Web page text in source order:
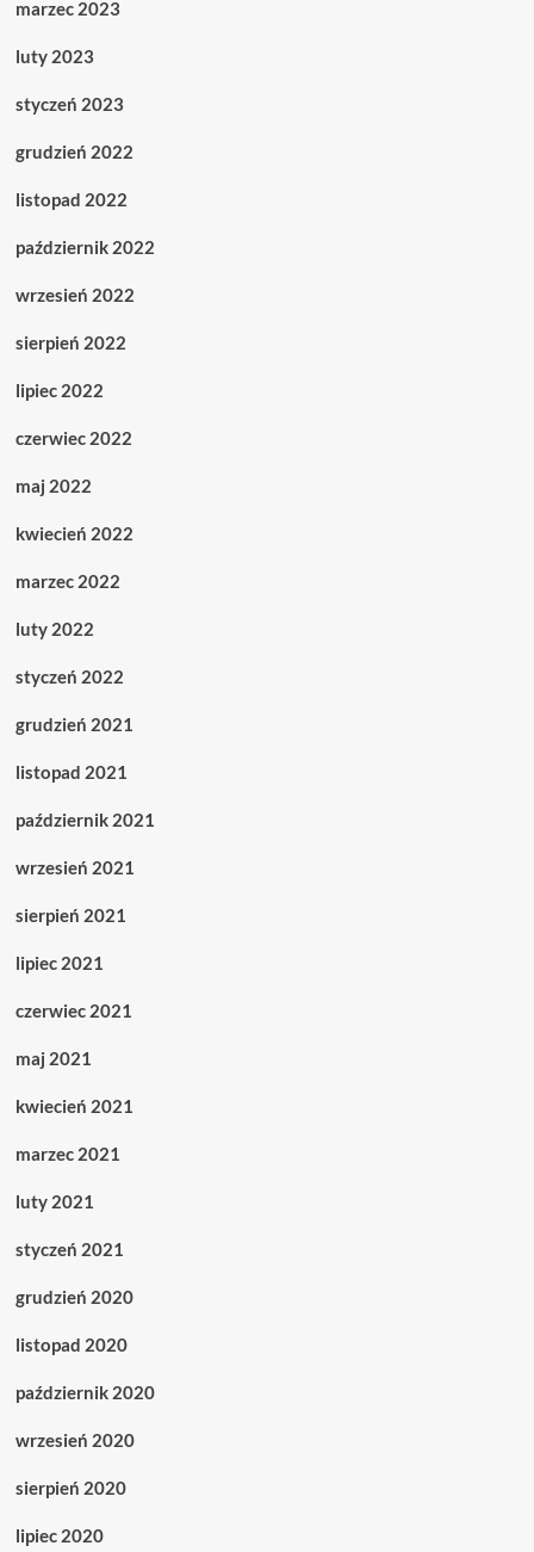
marzec 2023
luty 2023
styczeń 2023
grudzień 2022
listopad 2022
październik 2022
wrzesień 2022
sierpień 2022
lipiec 2022
czerwiec 2022
maj 2022
kwiecień 2022
marzec 2022
luty 2022
styczeń 2022
grudzień 2021
listopad 2021
październik 2021
wrzesień 2021
sierpień 2021
lipiec 2021
czerwiec 2021
maj 2021
kwiecień 2021
marzec 2021
luty 2021
styczeń 2021
grudzień 2020
listopad 2020
październik 2020
wrzesień 2020
sierpień 2020
lipiec 2020